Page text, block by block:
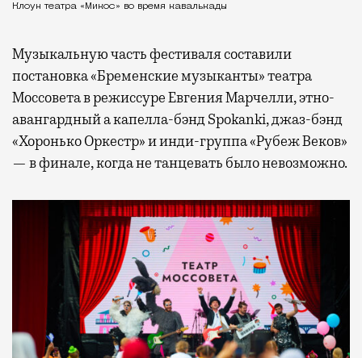
Клоун театра «Микос» во время кавалькады
Музыкальную часть фестиваля составили
постановка «Бременские музыканты» театра
Моссовета в режиссуре Евгения Марчелли, этно-
авангардный а капелла-бэнд Spokanki, джаз-бэнд
«Хоронько Оркестр» и инди-группа «Рубеж Веков»
— в финале, когда не танцевать было невозможно.